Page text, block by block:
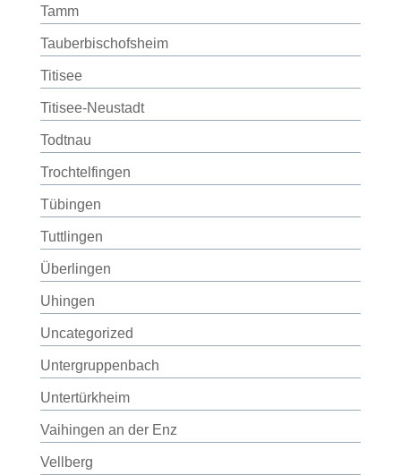
Tamm
Tauberbischofsheim
Titisee
Titisee-Neustadt
Todtnau
Trochtelfingen
Tübingen
Tuttlingen
Überlingen
Uhingen
Uncategorized
Untergruppenbach
Untertürkheim
Vaihingen an der Enz
Vellberg